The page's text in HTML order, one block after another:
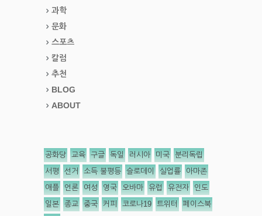
과학
문화
스포츠
칼럼
추천
BLOG
ABOUT
공화당 교육 구글 독일 러시아 미국 분리독립
서평 선거 소득 불평등 슬로데이 실업률 아마존
애플 언론 여성 영국 오바마 유럽 유전자 인도
일본 종교 중국 커피 코로나19 트위터 페이스북